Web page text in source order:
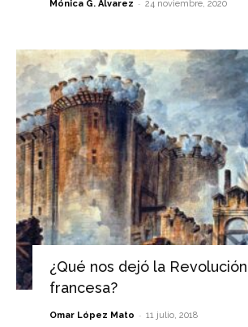
Mónica G. Álvarez - 24 noviembre, 2020
¿Qué nos dejó la Revolución
francesa?
Omar López Mato - 11 julio, 2018